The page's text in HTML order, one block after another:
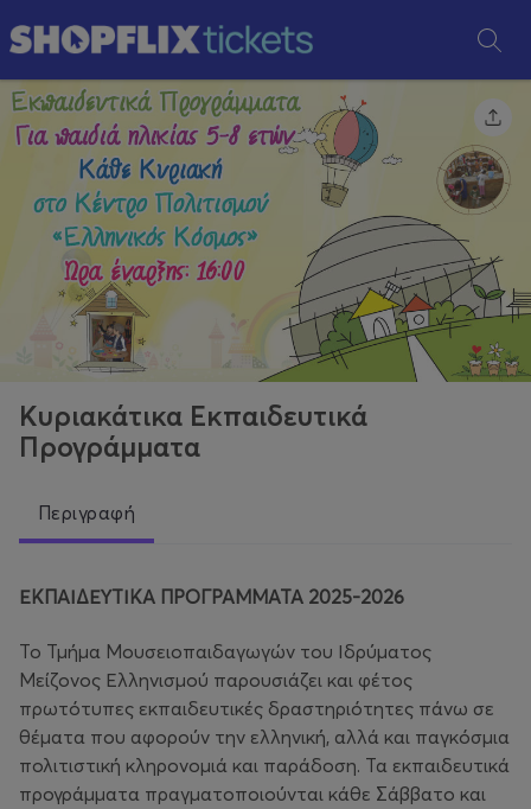
Κυριακάτικα Εκπαιδευτικά
Προγράμματα
Περιγραφή
ΕΚΠΑΙΔΕΥΤΙΚΑ ΠΡΟΓΡΑΜΜΑΤΑ 2025-2026
Το Τμήμα Μουσειοπαιδαγωγών του Ιδρύματος
Μείζονος Ελληνισμού παρουσιάζει και φέτος
πρωτότυπες εκπαιδευτικές δραστηριότητες πάνω σε
θέματα που αφορούν την ελληνική, αλλά και παγκόσμια
πολιτιστική κληρονομιά και παράδοση. Τα εκπαιδευτικά
προγράμματα πραγματοποιούνται κάθε Σάββατο και